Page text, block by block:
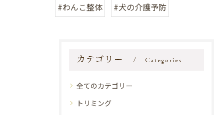
#わんこ整体
#犬の介護予防
カテゴリー Categories
全てのカテゴリー
トリミング